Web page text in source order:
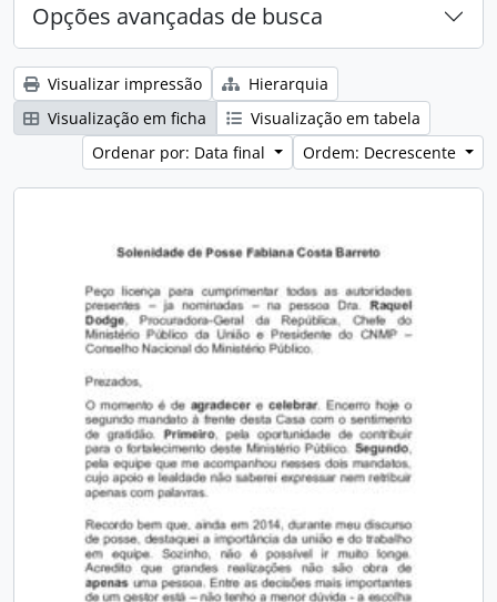
Opções avançadas de busca
Visualizar impressão
Hierarquia
Visualização em ficha
Visualização em tabela
Ordenar por: Data final
Ordem: Decrescente